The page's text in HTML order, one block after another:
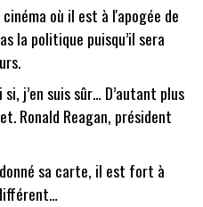
où il est à l'apogée de
la politique puisqu’il sera
j’en suis sûr… D’autant plus
Ronald Reagan, président
sa carte, il est fort à